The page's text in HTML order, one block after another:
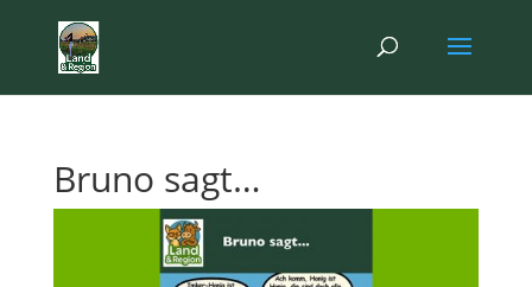
Bruno sagt…